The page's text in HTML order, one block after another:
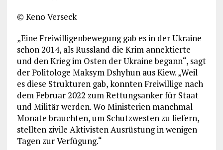
© Keno Verseck
„Eine Freiwilligenbewegung gab es in der Ukraine
schon 2014, als Russland die Krim annektierte
und den Krieg im Osten der Ukraine begann“, sagt
der Politologe Maksym Dshyhun aus Kiew. „Weil
es diese Strukturen gab, konnten Freiwillige nach
dem Februar 2022 zum Rettungs­anker für Staat
und Militär werden. Wo Ministerien manchmal
Monate brauchten, um Schutzwesten zu liefern,
stellten zivile Aktivisten Ausrüstung in wenigen
Tagen zur Verfügung.“